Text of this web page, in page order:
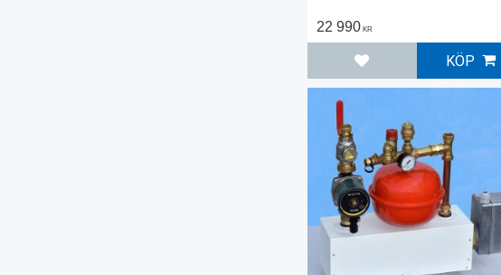
stugor.
22 990 KR
Lägg till i favoriter
KÖP